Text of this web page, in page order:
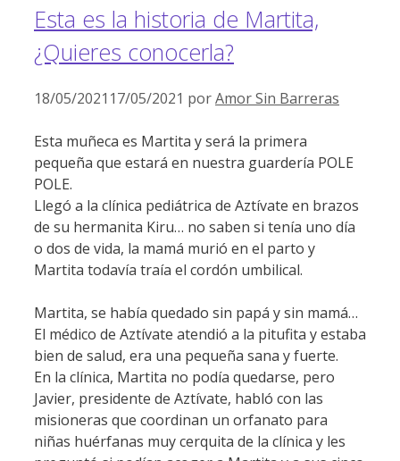
Esta es la historia de Martita,
¿Quieres conocerla?
18/05/2021 17/05/2021 porAmor Sin Barreras
Esta muñeca es Martita y será la primera
pequeña que estará en nuestra guardería POLE
POLE.
Llegó a la clínica pediátrica de Aztívate en brazos
de su hermanita Kiru… no saben si tenía uno día
o dos de vida, la mamá murió en el parto y
Martita todavía traía el cordón umbilical.
Martita, se había quedado sin papá y sin mamá…
El médico de Aztívate atendió a la pitufita y estaba
bien de salud, era una pequeña sana y fuerte.
En la clínica, Martita no podía quedarse, pero
Javier, presidente de Aztívate, habló con las
misioneras que coordinan un orfanato para
niñas huérfanas muy cerquita de la clínica y les